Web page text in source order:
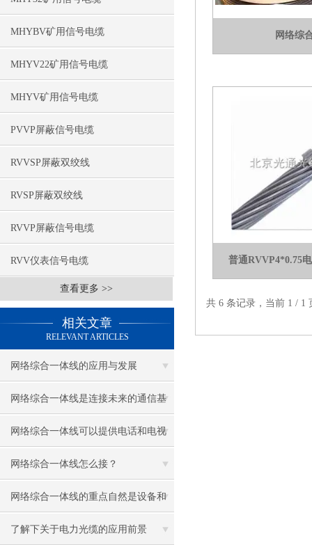
MHYBV矿用信号电缆
MHYV22矿用信号电缆
MHYV矿用信号电缆
PVVP屏蔽信号电缆
RVVSP屏蔽双绞线
RVSP屏蔽双绞线
RVVP屏蔽信号电缆
RVV仪表信号电缆
查看更多 >>
相关文章
RELEVANT ARTICLES
网络综合一体线的应用与发展
网络综合一体线是连接未来的通信基
础设施
网络综合一体线可以提供电话和电视
信号的传输
网络综合一体线怎么接？
网络综合一体线的重点自然是设备和
技术
了解下关于电力光缆的应用前景
网络综
普通RVVP4*0.75
共 6 条记录，当前 1 /